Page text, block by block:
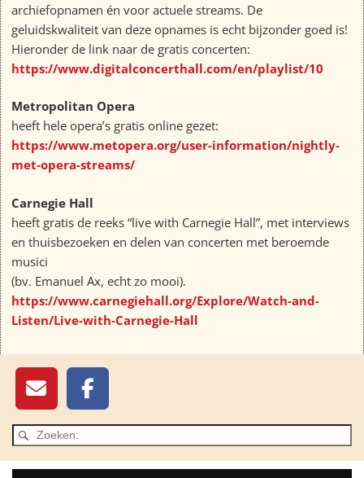
archiefopnamen én voor actuele streams. De
geluidskwaliteit van deze opnames is echt bijzonder goed is!
Hieronder de link naar de gratis concerten:
https://www.digitalconcerthall.com/en/playlist/10
Metropolitan Opera
heeft hele opera’s gratis online gezet:
https://www.metopera.org/user-information/nightly-
met-opera-streams/
Carnegie Hall
heeft gratis de reeks “live with Carnegie Hall”, met interviews
en thuisbezoeken en delen van concerten met beroemde
musici
(bv. Emanuel Ax, echt zo mooi).
https://www.carnegiehall.org/Explore/Watch-and-
Listen/Live-with-Carnegie-Hall